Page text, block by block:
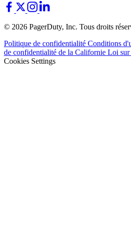
© 2026 PagerDuty, Inc. Tous droits
Politique de confidentialité Conditions
de confidentialité de la Californie Loi sur
Cookies Settings